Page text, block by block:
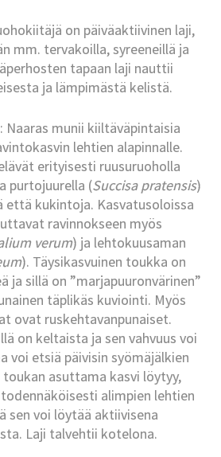
on päiväaktiivinen laji,
mm. tervakoilla, syreeneillä ja
tapaan laji nauttii
ja lämpimästä kelistä.
: Naaras munii kiiltäväpintaisia
lehtien alapinnalle.
erityisesti ruusuruoholla
purtojuurella (Succisa pratensis)
että kukintoja. Kasvatusoloissa
ravinnokseen myös
verum) ja lehtokuusaman
). Täysikasvuinen toukka on
ja sillä on ”marjapuuronvärinen”
täplikäs kuviointi. Myös
ovat ruskehtavanpunaiset.
on keltaista ja sen vahvuus voi
voi etsiä päivisin syömäjälkien
toukan asuttama kasvi löytyy,
alimpien lehtien
sen voi löytää aktiivisena
Laji talvehtii kotelona.